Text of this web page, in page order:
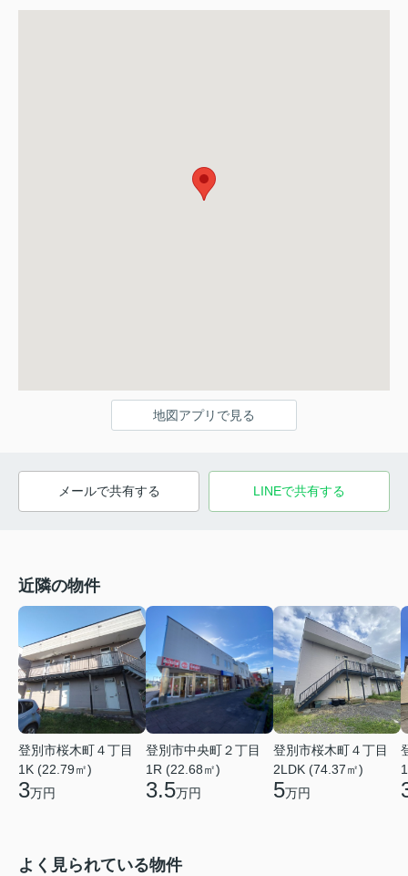
地図アプリで見る
メールで共有する LINEで共有する
近隣の物件
登別市桜木町４丁目
1K (22.79㎡)
3万円
登別市中央町２丁目
1R (22.68㎡)
3.5万円
登別市桜木町４丁目
2LDK (74.37㎡)
5万円
よく見られている物件